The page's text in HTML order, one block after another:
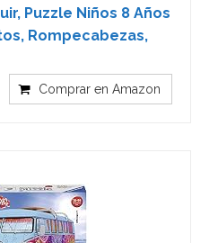
Puzzle Niños 8 Años
Rompecabezas,
Comprar en Amazon